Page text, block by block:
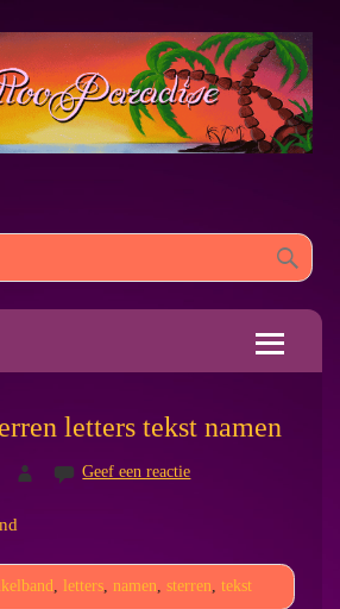
letters tekst namen
Geef een reactie
letters, namen sterren tekst